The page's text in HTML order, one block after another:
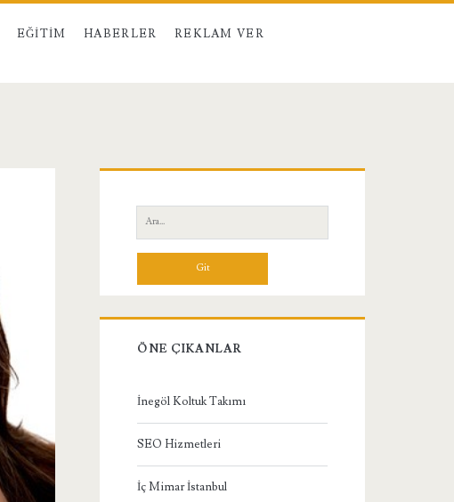
EĞITIM HABERLER REKLAM VER
Yan
Menü
Ara:
ÖNE ÇIKANLAR
İnegöl Koltuk Takımı
SEO Hizmetleri
İç Mimar İstanbul